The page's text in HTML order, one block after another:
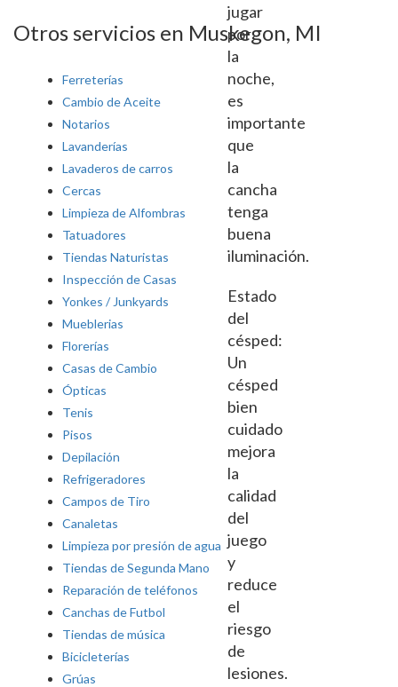
jugar
por
la
noche,
es
importante
que
la
cancha
tenga
buena
iluminación.
Estado
del
césped:
Un
césped
bien
cuidado
mejora
la
calidad
del
juego
y
reduce
el
riesgo
de
lesiones.
Otros servicios en Muskegon, MI
Ferreterías
Cambio de Aceite
Notarios
Lavanderías
Lavaderos de carros
Cercas
Limpieza de Alfombras
Tatuadores
Tiendas Naturistas
Inspección de Casas
Yonkes / Junkyards
Mueblerias
Florerías
Casas de Cambio
Ópticas
Tenis
Pisos
Depilación
Refrigeradores
Campos de Tiro
Canaletas
Limpieza por presión de agua
Tiendas de Segunda Mano
Reparación de teléfonos
Canchas de Futbol
Tiendas de música
Bicicleterías
Grúas